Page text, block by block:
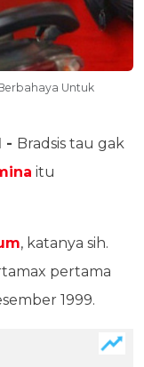
Untuk
- Bradsis tau gak
itu
, katanya sih.
pertama
1999.